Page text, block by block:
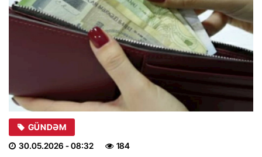
GÜNDƏM
30.05.2026 - 08:32 184